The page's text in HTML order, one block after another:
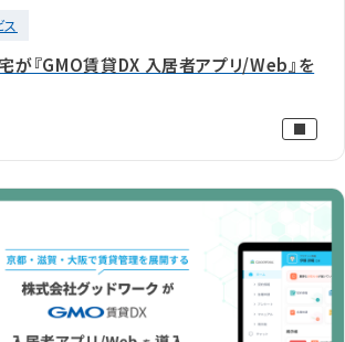
が『GMO賃貸DX 入居者アプリ/Web』を